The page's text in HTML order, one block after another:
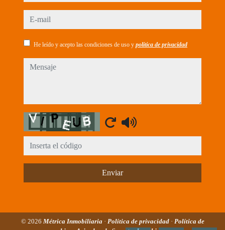
e-mail
He leído y acepto las condiciones de uso y política de privacidad
mensaje
Captcha
Enviar
© 2026 Métrica Inmobiliaria · Política de privacidad · Política de